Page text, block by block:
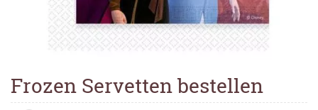
Frozen Servetten bestellen